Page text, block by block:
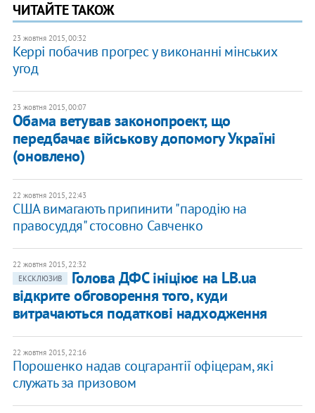
ЧИТАЙТЕ ТАКОЖ
23 жовтня 2015, 00:32
Керрі побачив прогрес у виконанні мінських
угод
23 жовтня 2015, 00:07
Обама ветував законопроект, що
передбачає військову допомогу Україні
(оновлено)
22 жовтня 2015, 22:43
США вимагають припинити "пародію на
правосуддя" стосовно Савченко
22 жовтня 2015, 22:32
ЕКСКЛЮЗИВ
Голова ДФС ініціює на LB.ua
відкрите обговорення того, куди
витрачаються податкові надходження
22 жовтня 2015, 22:16
Порошенко надав соцгарантії офіцерам, які
служать за призовом